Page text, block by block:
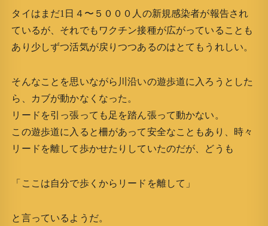
タイはまだ1日４〜５０００人の新規感染者が報告され
ているが、それでもワクチン接種が広がっていることも
あり少しずつ活気が戻りつつあるのはとてもうれしい。
そんなことを思いながら川沿いの遊歩道に入ろうとした
ら、カブが動かなくなった。
リードを引っ張っても足を踏ん張って動かない。
この遊歩道に入ると柵があって安全なこともあり、時々
リードを離して歩かせたりしていたのだが、どうも
「ここは自分で歩くからリードを離して」
と言っているようだ。